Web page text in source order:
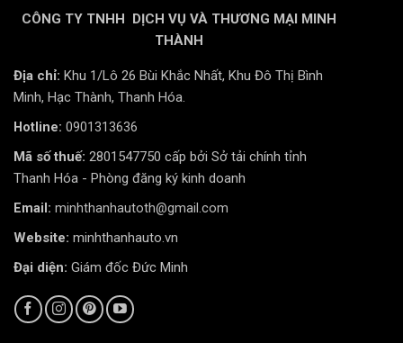
CÔNG TY TNHH DỊCH VỤ VÀ THƯƠNG MẠI MINH
THÀNH
Địa chỉ: Khu 1/Lô 26 Bùi Khắc Nhất, Khu Đô Thị Bình
Minh, Hạc Thành, Thanh Hóa.
Hotline: 0901313636
Mã số thuế: 2801547750 cấp bởi Sở tải chính tỉnh
Thanh Hóa - Phòng đăng ký kinh doanh
Email: minhthanhautoth@gmail.com
Website: minhthanhauto.vn
Đại diện: Giám đốc Đức Minh